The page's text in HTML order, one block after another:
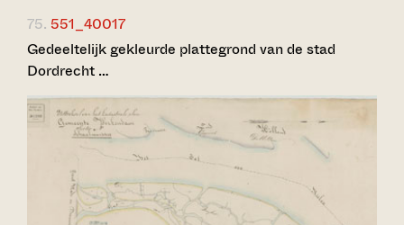
75. 551_40017
Gedeeltelijk gekleurde plattegrond van de stad
Dordrecht …